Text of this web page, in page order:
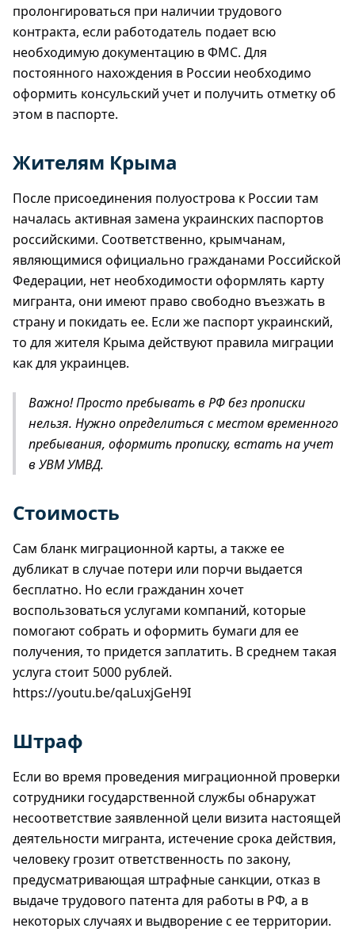
пролонгироваться при наличии трудового
контракта, если работодатель подает всю
необходимую документацию в ФМС. Для
постоянного нахождения в России необходимо
оформить консульский учет и получить отметку об
этом в паспорте.
Жителям Крыма
После присоединения полуострова к России там
началась активная замена украинских паспортов
российскими. Соответственно, крымчанам,
являющимися официально гражданами Российской
Федерации, нет необходимости оформлять карту
мигранта, они имеют право свободно въезжать в
страну и покидать ее. Если же паспорт украинский,
то для жителя Крыма действуют правила миграции
как для украинцев.
Важно! Просто пребывать в РФ без прописки
нельзя. Нужно определиться с местом временного
пребывания, оформить прописку, встать на учет
в УВМ УМВД.
Стоимость
Сам бланк миграционной карты, а также ее
дубликат в случае потери или порчи выдается
бесплатно. Но если гражданин хочет
воспользоваться услугами компаний, которые
помогают собрать и оформить бумаги для ее
получения, то придется заплатить. В среднем такая
услуга стоит 5000 рублей.
https://youtu.be/qaLuxjGeH9I
Штраф
Если во время проведения миграционной проверки
сотрудники государственной службы обнаружат
несоответствие заявленной цели визита настоящей
деятельности мигранта, истечение срока действия,
человеку грозит ответственность по закону,
предусматривающая штрафные санкции, отказ в
выдаче трудового патента для работы в РФ, а в
некоторых случаях и выдворение с ее территории.